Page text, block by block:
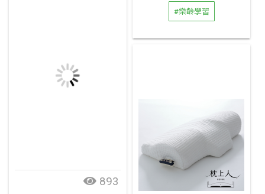
#樂齡學習
893